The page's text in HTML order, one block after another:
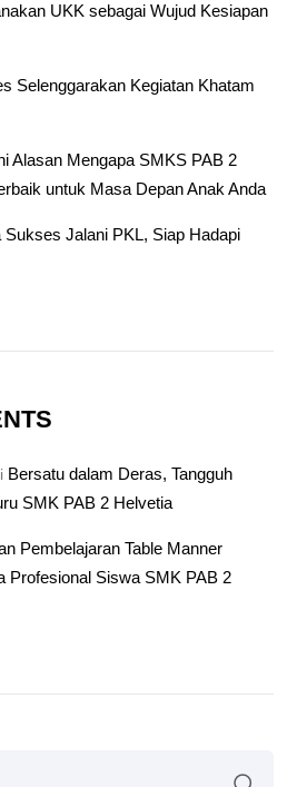
UKK sebagai Wujud Kesiapan
Selenggarakan Kegiatan Khatam
Alasan Mengapa SMKS PAB 2
untuk Masa Depan Anak Anda
Jalani PKL, Siap Hadapi
Bersatu dalam Deras, Tangguh
SMK PAB 2 Helvetia
Pembelajaran Table Manner
Profesional Siswa SMK PAB 2